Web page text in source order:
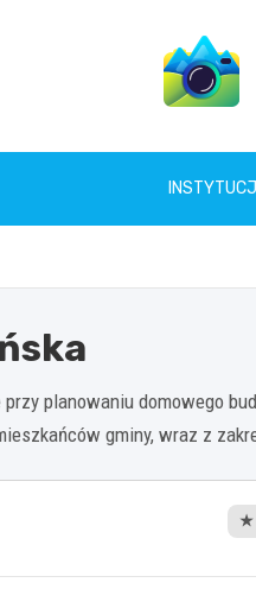
planowaniu domowego
gminy, wraz z
★